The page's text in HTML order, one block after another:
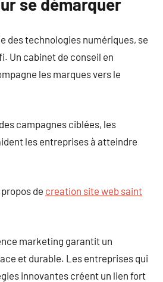
des technologies numériques, se
Un cabinet de conseil en
les marques vers le
campagnes ciblées, les
les entreprises à atteindre
de creation site web saint
marketing garantit un
et durable. Les entreprises qui
innovantes créent un lien fort